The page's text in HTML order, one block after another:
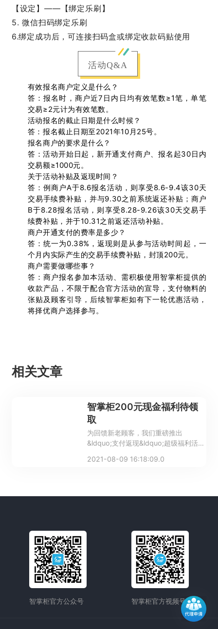
【设定】——【绑定乐刷】
5. 微信扫码绑定乐刷
6.绑定成功后，可连接扫码盒或绑定收款码贴使用
活动Q&A
有效报名商户定义是什么？
答：报名时，商户近7日内日均有效笔数≥1笔，单笔
交易≥2元计为有效笔数。
活动报名的截止日期是什么时候？
答：报名截止日期至2021年10月25号。
报名商户的要求是什么？
答：活动开始日起，新开通支付商户、报名起30日内
交易额≥1000元。
关于活动补贴及返现时间？
答：例商户A于8.6报名活动，则享受8.6-9.4该30天
交易手续费补贴，并与9.30之前系统返还补贴；商户
B于8.28报名活动，则享受8.28-9.26该30天交易手
续费补贴，并于10.31之前返还活动补贴。
商户开通支付的费率是多少？
答：统一为0.38%，返现则是从参与活动时间起，一
个月内实际产生的交易手续费补贴，封顶200元。
商户需要做哪些事？
答：商户报名参加本活动、需积极使用智掌柜提供的
收款产品，不限于配合官方活动的宣导，支付物料的
张贴及顾客引导，后续智掌柜如有下一轮优惠活动，
将择优商户选择参与。
相关文章
智掌柜200元现金福利待领
取
为回馈新老顾客，我们重磅推出
&ldquo;支付返现&ldquo;超级福利活
跟上咯！
2021-08-09 16:18:09.0
智掌柜官方公众号 智掌柜官方视频号